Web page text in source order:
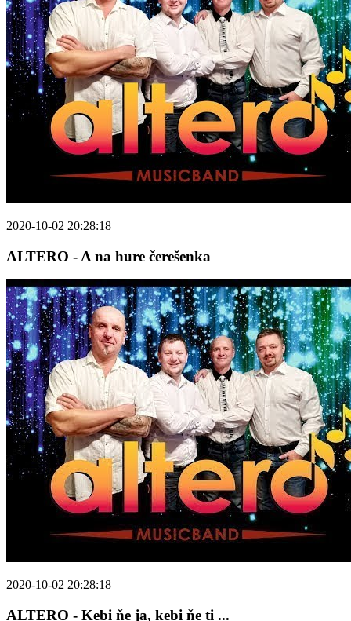
2020-10-02 20:28:18
ALTERO - A na hure čerešenka
2020-10-02 20:28:18
ALTERO - Kebi ňe ja, kebi ňe ti ...